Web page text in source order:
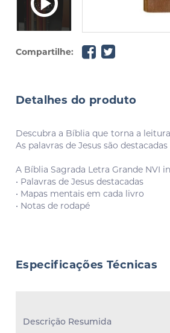
Compartilhe:
Detalhes do produto
Descubra a Bíblia que torna a
As palavras de Jesus são
A Bíblia Sagrada Letra Grande NVI
• Palavras de Jesus destacadas
• Mapas mentais em cada livro
• Notas de rodapé
Especificações Técnicas
Descrição Resumida